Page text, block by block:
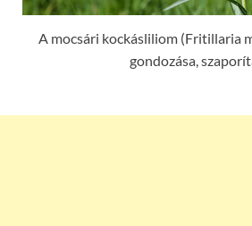
A mocsári kockásliliom (Fritillaria
gondozása,